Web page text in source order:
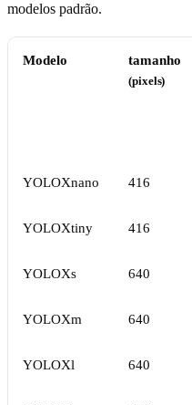
modelos padrão.
Modelo tamanho
(pixels)
YOLOXnano 416
YOLOXtiny 416
YOLOXs 640
YOLOXm 640
YOLOXl 640